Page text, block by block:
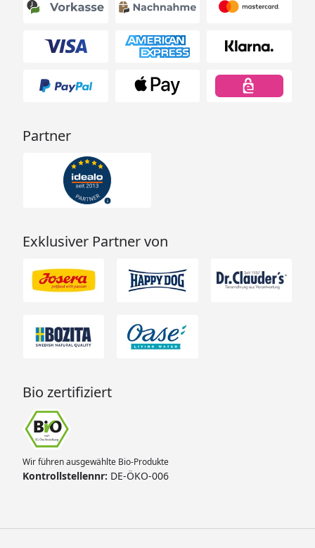
Partner
Exklusiver Partner von
Bio zertifiziert
Wir führen ausgewählte Bio-Produkte
Kontrollstellennr: DE-ÖKO-006